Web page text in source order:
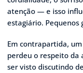
atenção — e isso
estagiário. Pequenos
Em contrapartida,
perdeu o respeito da
ser visto discutindo